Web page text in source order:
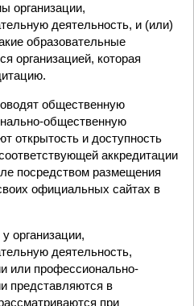
организации,
деятельность, и (или)
образовательные
организацией, которая
общественную
общественную
открытость и доступность
аккредитации
посредством размещения
официальных сайтах в
организации,
деятельность,
или профессионально-
представляются в
при